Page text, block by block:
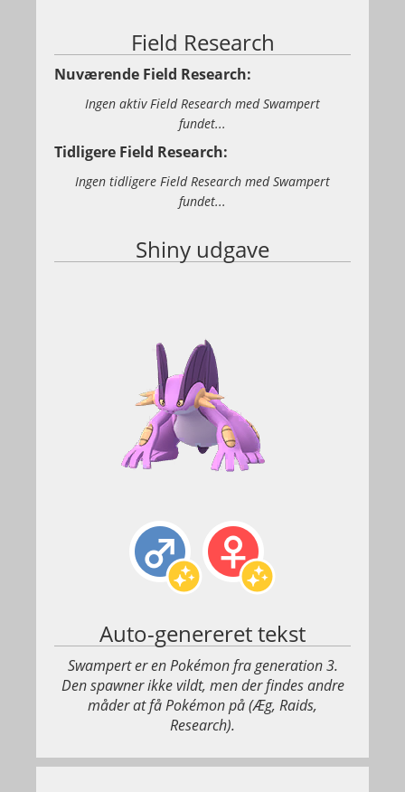
Field Research
Nuværende Field Research:
Ingen aktiv Field Research med Swampert
fundet...
Tidligere Field Research:
Ingen tidligere Field Research med Swampert
fundet...
Shiny udgave
Auto-genereret tekst
Swampert er en Pokémon fra generation 3.
Den spawner ikke vildt, men der findes andre
måder at få Pokémon på (Æg, Raids,
Research).